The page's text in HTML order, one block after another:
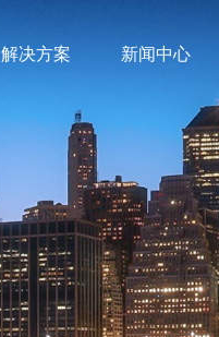
解决方案 新闻中心